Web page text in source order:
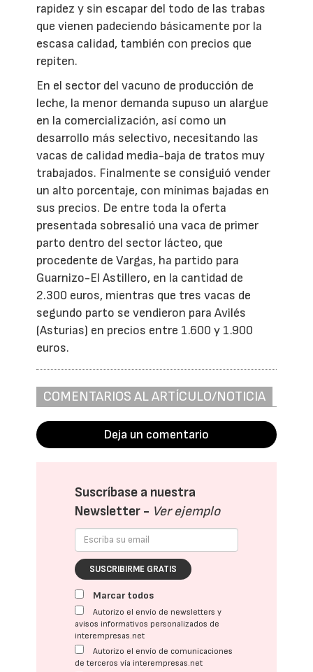
rapidez y sin escapar del todo de las trabas
que vienen padeciendo básicamente por la
escasa calidad, también con precios que
repiten.
En el sector del vacuno de producción de
leche, la menor demanda supuso un alargue
en la comercialización, así como un
desarrollo más selectivo, necesitando las
vacas de calidad media-baja de tratos muy
trabajados. Finalmente se consiguió vender
un alto porcentaje, con mínimas bajadas en
sus precios. De entre toda la oferta
presentada sobresalió una vaca de primer
parto dentro del sector lácteo, que
procedente de Vargas, ha partido para
Guarnizo-El Astillero, en la cantidad de
2.300 euros, mientras que tres vacas de
segundo parto se vendieron para Avilés
(Asturias) en precios entre 1.600 y 1.900
euros.
COMENTARIOS AL ARTÍCULO/NOTICIA
Deja un comentario
Suscríbase a nuestra
Newsletter - Ver ejemplo
SUSCRIBIRME GRATIS
Marcar todos
Autorizo el envío de newsletters y
avisos informativos personalizados de
interempresas.net
Autorizo el envío de comunicaciones
de terceros vía interempresas.net